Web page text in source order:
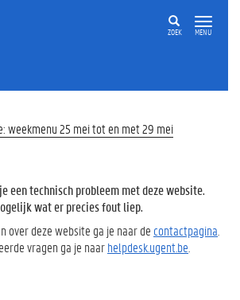
ZOEK MENU
weekmenu 25 mei tot en met 29 mei
een technisch probleem met deze website.
wat er precies fout liep.
over deze website ga je naar de contactpagina
vragen ga je naarhelpdesk.ugent.be